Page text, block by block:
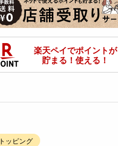
ッピング